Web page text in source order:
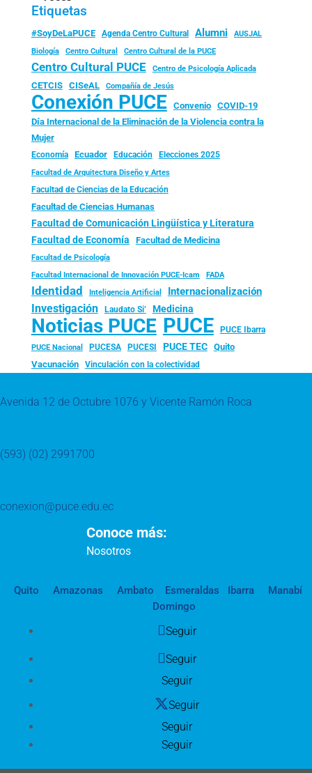
Etiquetas
#SoyDeLaPUCE Agenda Centro Cultural Alumni
AUSJAL
Biología
Centro Cultural Centro Cultural de la PUCE
Centro Cultural PUCE Centro de Psicología Aplicada
CETCIS CISeAL Compañía de Jesús
Conexión PUCE Convenio
COVID-19
Día Internacional de la Eliminación de la Violencia contra la
Mujer
Economía Ecuador Educación Elecciones 2025
Facultad de Arquitectura Diseño y Artes
Facultad de Ciencias de la Educación
Facultad de Ciencias Humanas
Facultad de Comunicación Lingüística y Literatura
Facultad de Economía Facultad de Medicina
Facultad de Psicología
Facultad Internacional de Innovación PUCE-Icam FADA
Identidad Inteligencia Artificial Internacionalización
Investigación Laudato Si’ Medicina
Noticias PUCE PUCE PUCE Ibarra
PUCE Nacional PUCESA PUCESI PUCE TEC
Quito
Vacunación
Vinculación con la colectividad
Avenida 12 de Octubre 1076 y Vicente Ramón Roca
(593) (02) 2991700
conexion@puce.edu.ec
Conoce más:
Nosotros
Quito Amazonas Ambato Esmeraldas Ibarra
Manabí
Domingo
Seguir
Seguir
Seguir
Seguir
Seguir
Seguir